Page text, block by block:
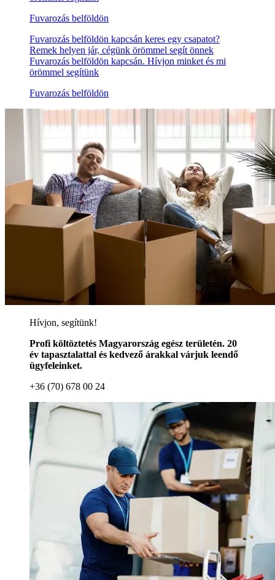
Fuvarozás belföldön
Fuvarozás belföldön kapcsán keres egy csapatot?
Remek helyen jár, cégünk örömmel segít önnek
Fuvarozás belföldön kapcsán. Hívjon minket és mi
örömmel segítünk
Fuvarozás belföldön
Hívjon, segítünk!
Profi költöztetés Magyarország egész területén. 20
év tapasztalattal és kedvező árakkal várjuk leendő
ügyfeleinket.
+36 (70) 678 00 24